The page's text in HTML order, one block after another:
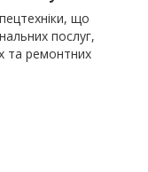
що
послуг,
та ремонтних